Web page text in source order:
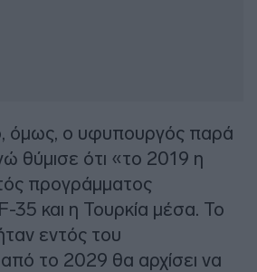
όμως, ο υφυπουργός παρά
θύμισε ότι «το 2019 η
προγράμματος
και η Τουρκία μέσα. Το
εντός του
το 2029 θα αρχίσει να